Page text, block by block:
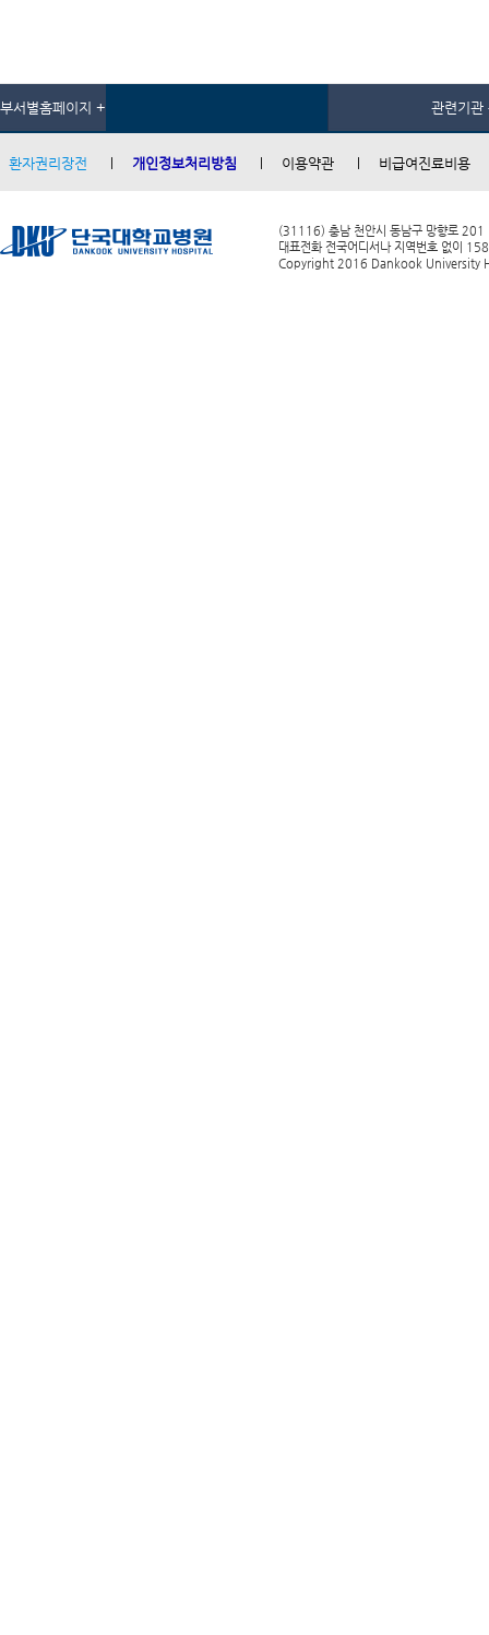
부서별홈페이지 + 관련기관
환자권리장전 개인정보처리방침 이용약관 비급여진료비용
(31116) 충남 천안시 동남구 망향로 201
대표전화 전국어디서나 지역번호 없이
Copyright 2016 Dankook University